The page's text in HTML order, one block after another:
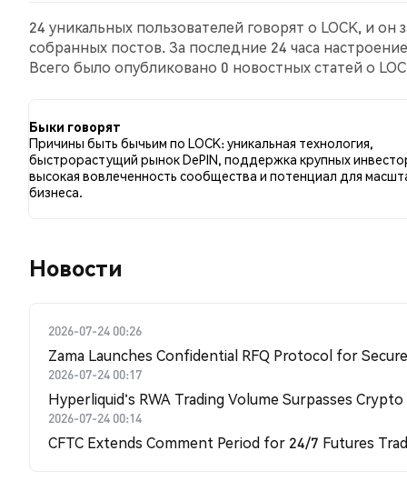
24 уникальных пользователей говорят о LOCK, и
собранных постов. За последние 24 часа
Всего было опубликовано 0 новостных статей о
Быки говорят
Причины быть бычьим по LOCK: уникальная технология,
быстрорастущий рынок DePIN, поддержка крупных
высокая вовлеченность сообщества и потенциал для
бизнеса.
Новости
2026-07-24 00:26
Zama Launches Confidential RFQ Protocol for
2026-07-24 00:17
Hyperliquid's RWA Trading Volume Surpasses
2026-07-24 00:14
CFTC Extends Comment Period for 24/7 Futures